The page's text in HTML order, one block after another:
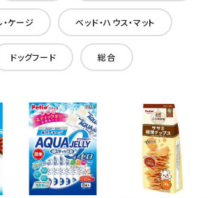
ケージ ベッド・ハウス・マット
ドッグフード 総合